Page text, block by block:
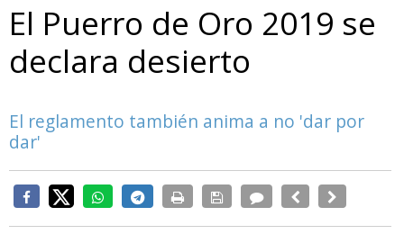
El Puerro de Oro 2019 se
declara desierto
El reglamento también anima a no 'dar por
dar'